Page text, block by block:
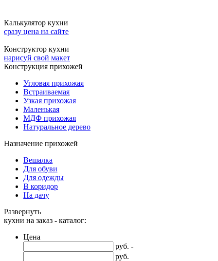
Калькулятор кухни
сразу цена на сайте
Конструктор кухни
нарисуй свой макет
Конструкция прихожей
Угловая прихожая
Встраиваемая
Узкая прихожая
Маленькая
МДФ прихожая
Натуральное дерево
Назначение прихожей
Вешалка
Для обуви
Для одежды
В коридор
На дачу
Развернуть
кухни на заказ - каталог:
Цена
руб. -
руб.